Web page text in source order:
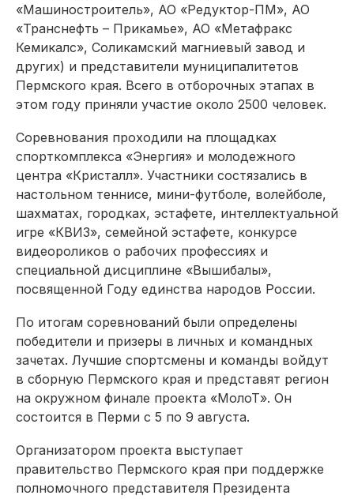
«Машиностроитель», АО «Редуктор-ПМ», АО
«Транснефть – Прикамье», АО «Метафракс
Кемикалс», Соликамский магниевый завод и
других) и представители муниципалитетов
Пермского края. Всего в отборочных этапах в
этом году приняли участие около 2500 человек.
Соревнования проходили на площадках
спорткомплекса «Энергия» и молодежного
центра «Кристалл». Участники состязались в
настольном теннисе, мини-футболе, волейболе,
шахматах, городках, эстафете, интеллектуальной
игре «КВИЗ», семейной эстафете, конкурсе
видеороликов о рабочих профессиях и
специальной дисциплине «Вышибалы»,
посвященной Году единства народов России.
По итогам соревнований были определены
победители и призеры в личных и командных
зачетах. Лучшие спортсмены и команды войдут
в сборную Пермского края и представят регион
на окружном финале проекта «МолоТ». Он
состоится в Перми с 5 по 9 августа.
Организатором проекта выступает
правительство Пермского края при поддержке
полномочного представителя Президента